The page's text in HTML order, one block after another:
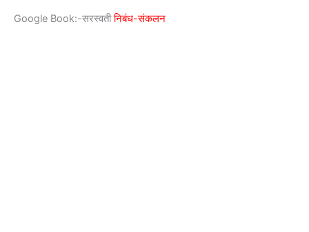
Google Book:-सरस्वतीनिबंध-संकलन